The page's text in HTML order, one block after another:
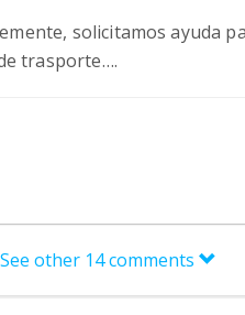
solicitamos ayuda
trasporte….
See other 14 comments